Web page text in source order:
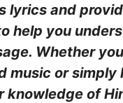
lyrics and
help you
Whether
music or simply
knowledge of